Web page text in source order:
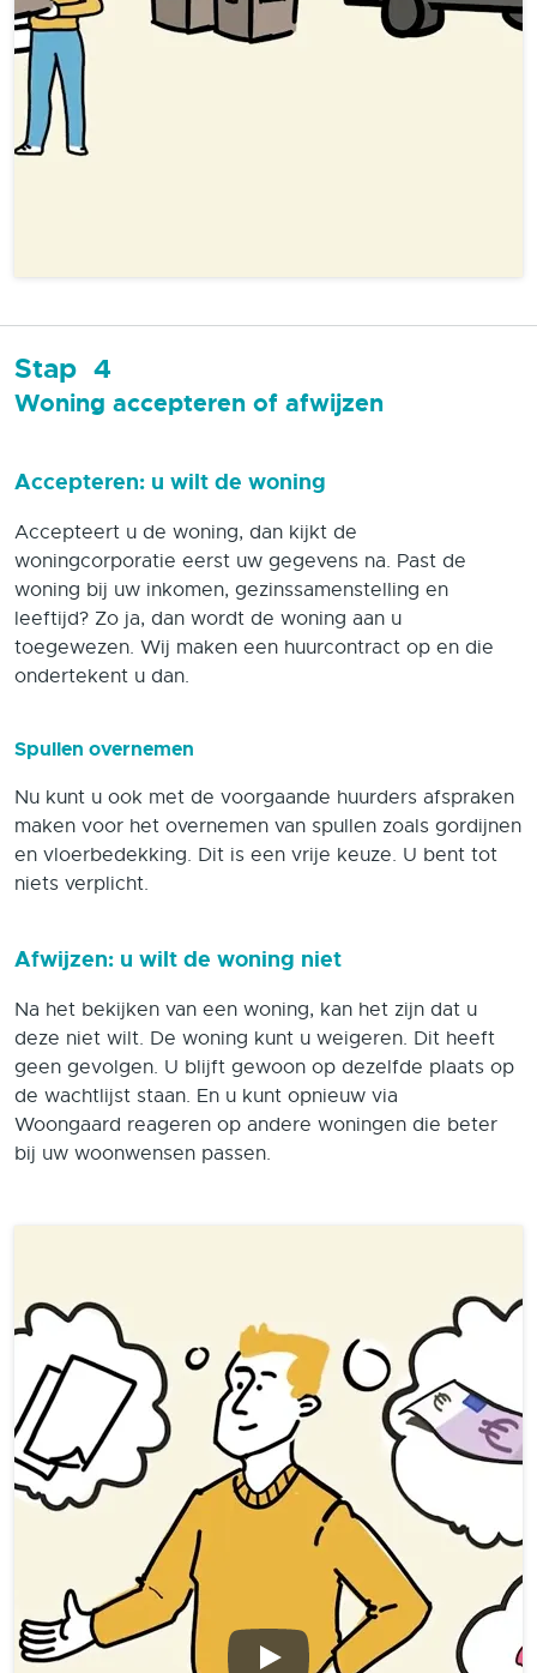
Stap 4
Woning accepteren of afwijzen
Accepteren: u wilt de woning
Accepteert u de woning, dan kijkt de
woningcorporatie eerst uw gegevens na. Past de
woning bij uw inkomen, gezinssamenstelling en
leeftijd? Zo ja, dan wordt de woning aan u
toegewezen. Wij maken een huurcontract op en die
ondertekent u dan.
Spullen overnemen
Nu kunt u ook met de voorgaande huurders afspraken
maken voor het overnemen van spullen zoals gordijnen
en vloerbedekking. Dit is een vrije keuze. U bent tot
niets verplicht.
Afwijzen: u wilt de woning niet
Na het bekijken van een woning, kan het zijn dat u
deze niet wilt. De woning kunt u weigeren. Dit heeft
geen gevolgen. U blijft gewoon op dezelfde plaats op
de wachtlijst staan. En u kunt opnieuw via
Woongaard reageren op andere woningen die beter
bij uw woonwensen passen.